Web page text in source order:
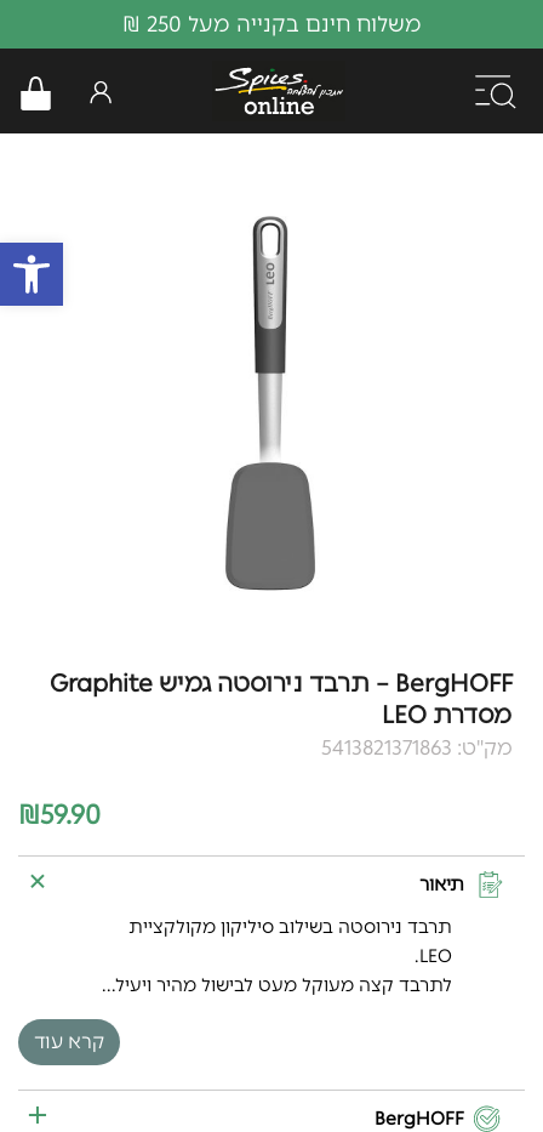
משלוח חינם בקנייה מעל 250 ₪
BergHOFF – תרבד נירוסטה גמיש Graphite
מסדרת LEO
מק"ט: 5413821371863
₪59.90
תיאור
תרבד נירוסטה בשילוב סיליקון מקולקציית
LEO.
לתרבד קצה מעוקל מעט לבישול מהיר ויעיל...
קרא עוד
BergHOFF